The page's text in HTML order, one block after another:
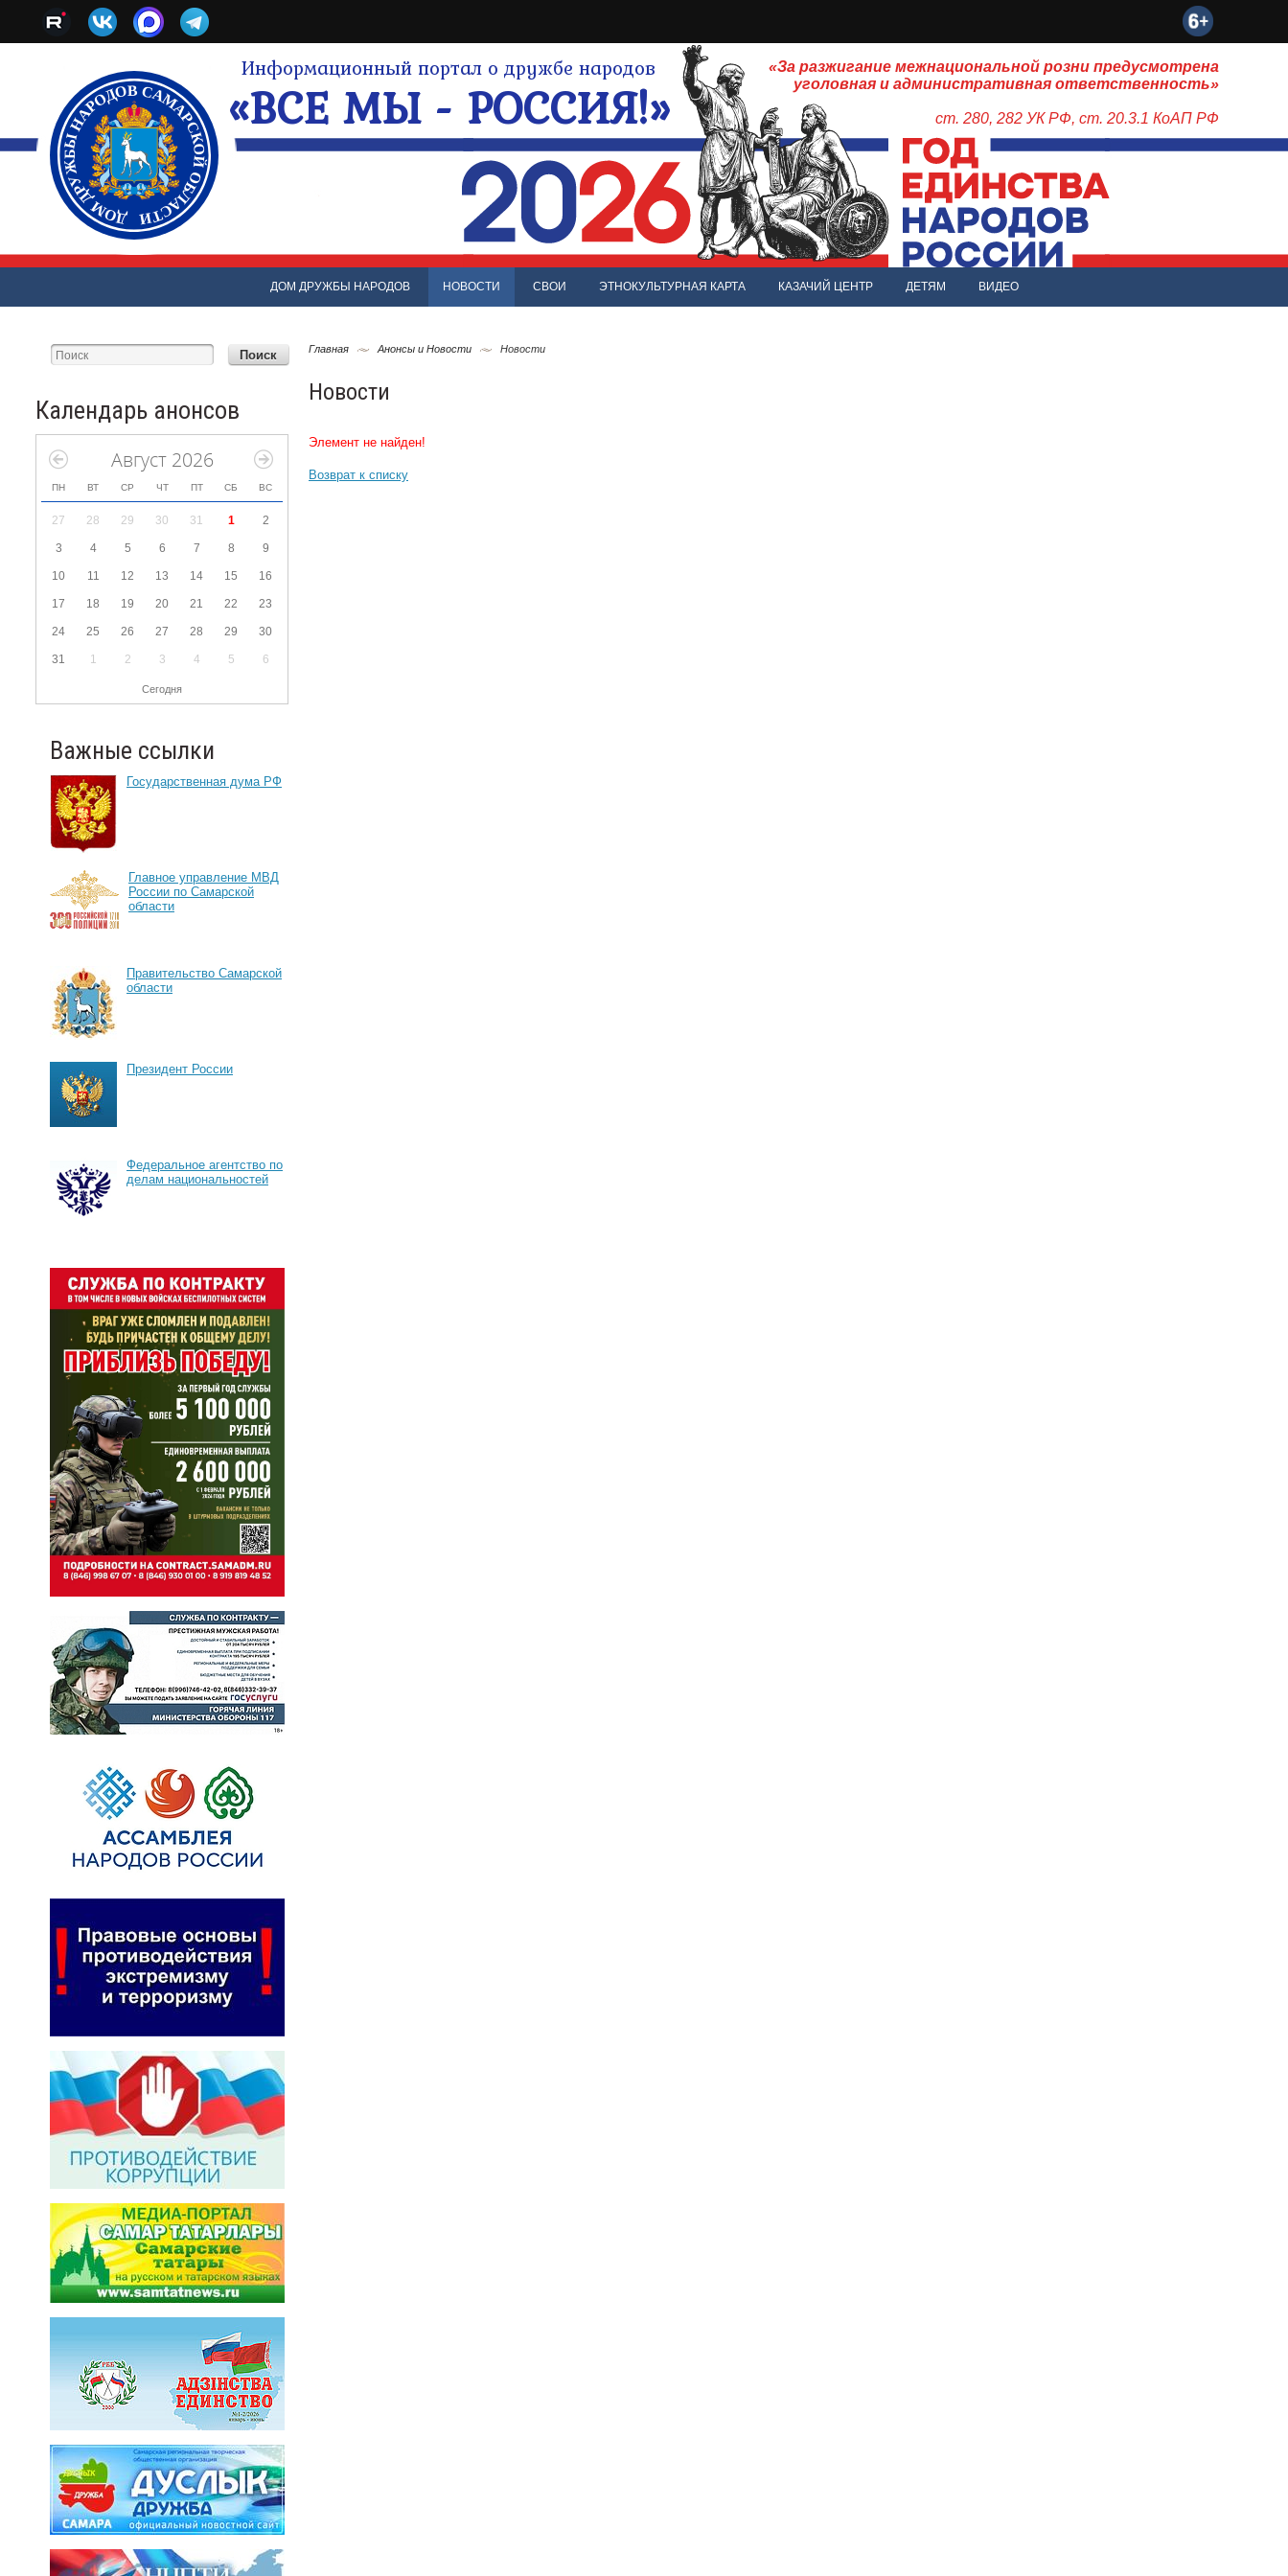
Информационный портал о дружбе народов
«ВСЕ МЫ - РОССИЯ!»
«За разжигание межнациональной розни предусмотрена
уголовная и административная ответственность»
ст. 280, 282 УК РФ, ст. 20.3.1 КоАП РФ
ДОМ ДРУЖБЫ НАРОДОВ НОВОСТИ СВОИ ЭТНОКУЛЬТУРНАЯ КАРТА КАЗАЧИЙ ЦЕНТР ДЕТЯМ ВИДЕО
Календарь анонсов
Август 2026
ПН ВТ СР ЧТ ПТ СБ ВС
27 28 29 30 31 1 2
3 4 5 6 7 8 9
10 11 12 13 14 15 16
17 18 19 20 21 22 23
24 25 26 27 28 29 30
31 1 2 3 4 5 6
Сегодня
Важные ссылки
Государственная дума РФ
Главное управление МВД
России по Самарской
области
Правительство Самарской
области
Президент России
Федеральное агентство по
делам национальностей
Главная Анонсы и Новости Новости
Новости
Элемент не найден!
Возврат к списку